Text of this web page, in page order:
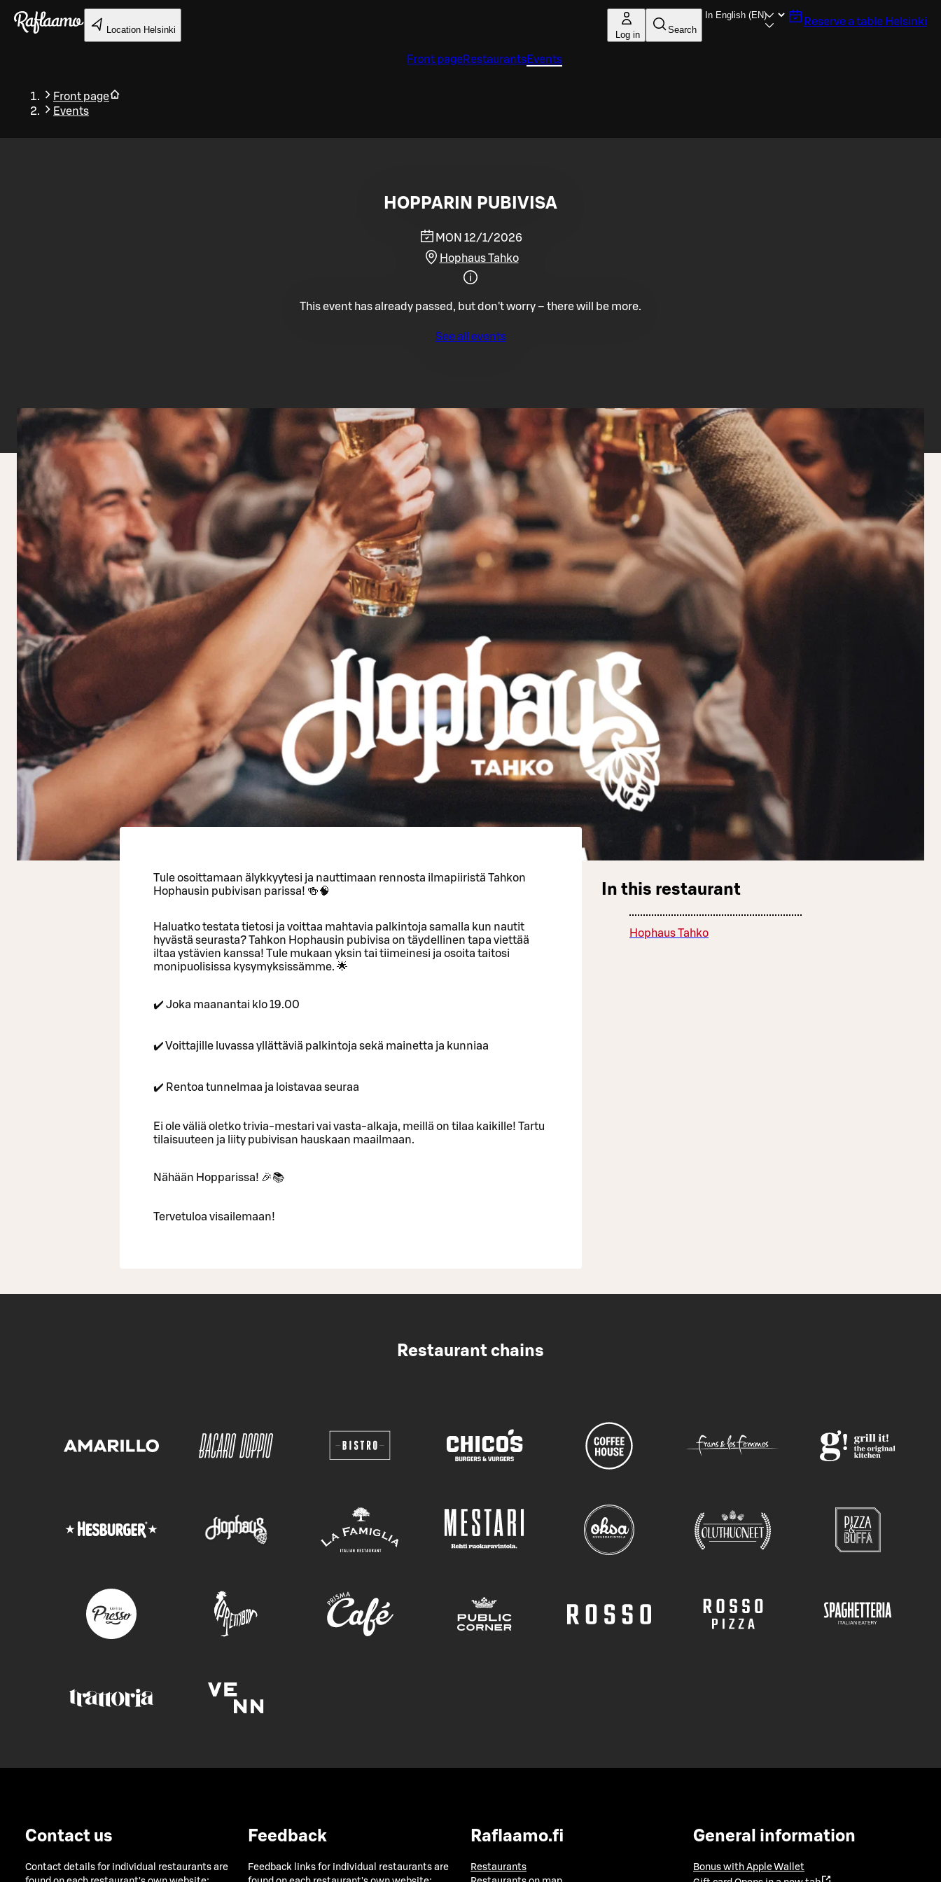
Skip to main content
Location Helsinki Log in Search
Reserve a table Helsinki
Front pageRestaurantsEvents
Front page
Events
Back
HOPPARIN PUBIVISA
MON 12/1/2026
Hophaus Tahko
This event has already passed, but don't worry – there will be more.
See all events
Tule osoittamaan älykkyytesi ja nauttimaan rennosta ilmapiiristä Tahkon
Hophausin pubivisan parissa! 🍻🧠
Haluatko testata tietosi ja voittaa mahtavia palkintoja samalla kun nautit
hyvästä seurasta? Tahkon Hophausin pubivisa on täydellinen tapa viettää
iltaa ystävien kanssa! Tule mukaan yksin tai tiimeinesi ja osoita taitosi
monipuolisissa kysymyksissämme. 🌟
✔️ Joka maanantai klo 19.00
✔️ Voittajille luvassa yllättäviä palkintoja sekä mainetta ja kunniaa
✔️ Rentoa tunnelmaa ja loistavaa seuraa
Ei ole väliä oletko trivia-mestari vai vasta-alkaja, meillä on tilaa kaikille! Tartu
tilaisuuteen ja liity pubivisan hauskaan maailmaan.
Nähään Hopparissa! 🎉📚
Tervetuloa visailemaan!
In this restaurant
Hophaus Tahko
Restaurant chains
Contact us
Contact details for individual restaurants are
Feedback
Feedback links for individual restaurants are
Raflaamo.fi
Restaurants
General information
Bonus with Apple Wallet